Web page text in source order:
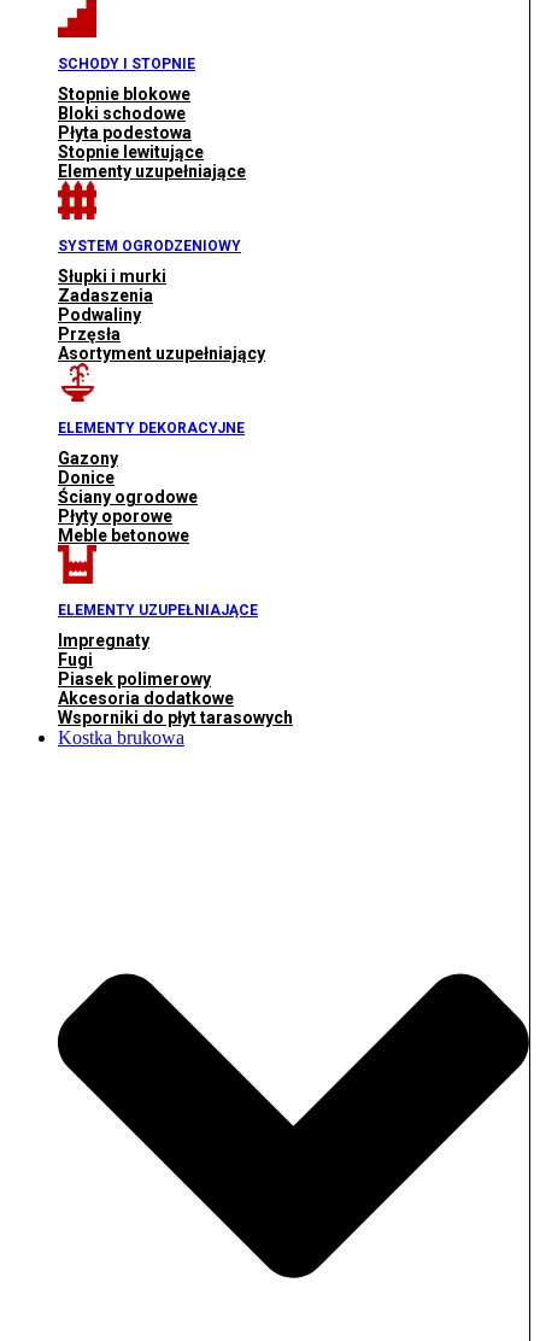
SCHODY I STOPNIE
Stopnie blokowe
Bloki schodowe
Płyta podestowa
Stopnie lewitujące
Elementy uzupełniające
SYSTEM OGRODZENIOWY
Słupki i murki
Zadaszenia
Podwaliny
Przęsła
Asortyment uzupełniający
ELEMENTY DEKORACYJNE
Gazony
Donice
Ściany ogrodowe
Płyty oporowe
Meble betonowe
ELEMENTY UZUPEŁNIAJĄCE
Impregnaty
Fugi
Piasek polimerowy
Akcesoria dodatkowe
Wsporniki do płyt tarasowych
Kostka brukowa